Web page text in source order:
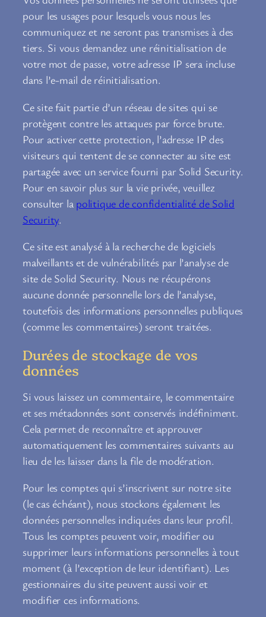
pour les usages pour lesquels vous nous les
communiquez et ne seront pas transmises à des
tiers. Si vous demandez une réinitialisation de
votre mot de passe, votre adresse IP sera incluse
dans l’e-mail de réinitialisation.
Ce site fait partie d’un réseau de sites qui se
protègent contre les attaques par force brute.
Pour activer cette protection, l’adresse IP des
visiteurs qui tentent de se connecter au site est
partagée avec un service fourni par Solid Security.
Pour en savoir plus sur la vie privée, veuillez
consulter la politique de confidentialité de Solid
Security.
Ce site est analysé à la recherche de logiciels
malveillants et de vulnérabilités par l’analyse de
site de Solid Security. Nous ne récupérons
aucune donnée personnelle lors de l’analyse,
toutefois des informations personnelles publiques
(comme les commentaires) seront traitées.
Durées de stockage de vos
données
Si vous laissez un commentaire, le commentaire
et ses métadonnées sont conservés indéfiniment.
Cela permet de reconnaître et approuver
automatiquement les commentaires suivants au
lieu de les laisser dans la file de modération.
Pour les comptes qui s’inscrivent sur notre site
(le cas échéant), nous stockons également les
données personnelles indiquées dans leur profil.
Tous les comptes peuvent voir, modifier ou
supprimer leurs informations personnelles à tout
moment (à l’exception de leur identifiant). Les
gestionnaires du site peuvent aussi voir et
modifier ces informations.